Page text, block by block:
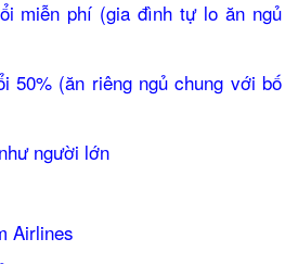
miễn phí (gia đình tự lo ăn ngủ
50% (ăn riêng ngủ chung với bố
người lớn
Airlines